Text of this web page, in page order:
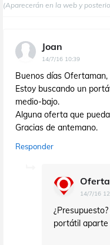
(Aparecerán en la web y
Joan
14/7/16 10:39
Buenos días Ofertaman,
Estoy buscando un
medio-bajo.
Alguna oferta que
Gracias de antemano.
Responder
14/7/16
portátil aparte